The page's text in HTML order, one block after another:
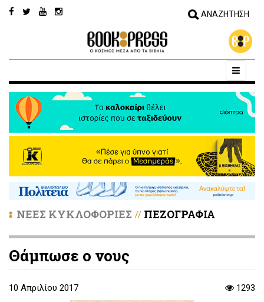
ΝΕΕΣ ΚΥΚΛΟΦΟΡΙΕΣ // ΠΕΖΟΓΡΑΦΙΑ
Θάμπωσε ο νους
10 Απριλίου 2017 1293